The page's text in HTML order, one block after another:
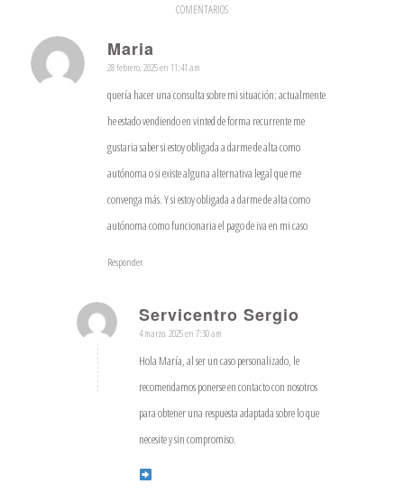
COMENTARIOS
Maria
Dice:
28 febrero, 2025 en 11:41 am
quería hacer una consulta sobre mi situación; actualmente
he estado vendiendo en vinted de forma recurrente me
gustaria saber si estoy obligada a darme de alta como
autónoma o si existe alguna alternativa legal que me
convenga más. Y si estoy obligada a darme de alta como
autónoma como funcionaria el pago de iva en mi caso
Responder
Servicentro Sergio
Dice:
4 marzo, 2025 en 7:30 am
Hola María, al ser un caso personalizado, le
recomendamos ponerse en contacto con nosotros
para obtener una respuesta adaptada sobre lo que
necesite y sin compromiso.